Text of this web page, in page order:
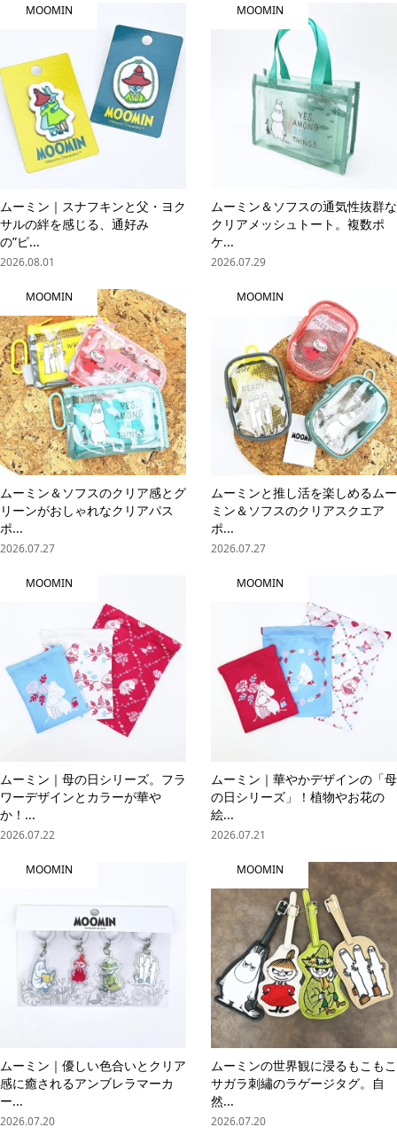
MOOMIN
ムーミン｜スナフキンと父・ヨク
サルの絆を感じる、通好み
の”ピ...
2026.08.01
MOOMIN
ムーミン＆ソフスの通気性抜群な
クリアメッシュトート。複数ポ
ケ...
2026.07.29
MOOMIN
ムーミン＆ソフスのクリア感とグ
リーンがおしゃれなクリアパス
ポ...
2026.07.27
MOOMIN
ムーミンと推し活を楽しめるムー
ミン＆ソフスのクリアスクエア
ポ...
2026.07.27
MOOMIN
ムーミン｜母の日シリーズ。フラ
ワーデザインとカラーが華や
か！...
2026.07.22
MOOMIN
ムーミン｜華やかデザインの「母
の日シリーズ」！植物やお花の
絵...
2026.07.21
MOOMIN
ムーミン｜優しい色合いとクリア
感に癒されるアンブレラマーカ
ー...
2026.07.20
MOOMIN
ムーミンの世界観に浸るもこもこ
サガラ刺繡のラゲージタグ。自
然...
2026.07.20
online store contact us